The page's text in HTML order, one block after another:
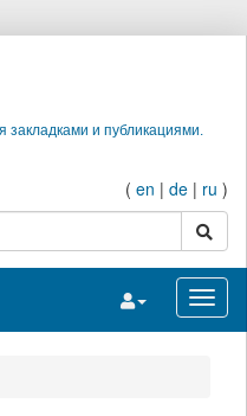
закладками и публикациями.
( en | de | ru )
поиск
Переключить